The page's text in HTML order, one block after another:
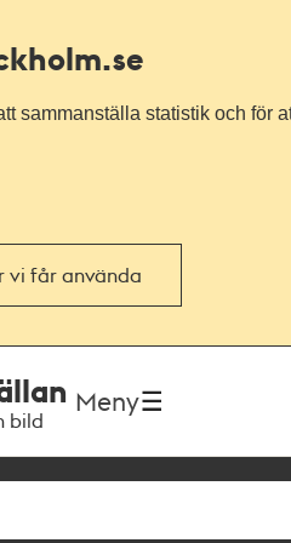
sammanställa statistik och för
vi får använda
bild
Meny